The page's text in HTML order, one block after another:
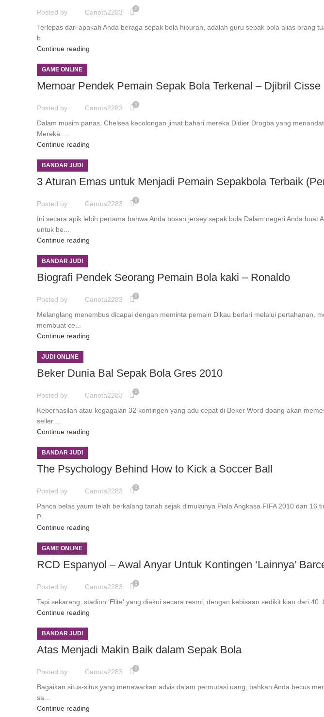
Posted by Canota2283 0
Terlepas dari apakah Anda beraga sepak bola hiburan, adalah guru sepak bola alias orang
b...
Continue reading
GAME ONLINE
Memoar Pendek Pemain Sepak Bola Terkenal – Djibril Cisse
Posted by Canota2283 0
Dalam musim panas, Chelsea kecolongan jimat bahari mereka Didier Drogba yang
Mereka ...
Continue reading
BANDAR JUDI
3 Aturan Emas untuk Menjadi Pemain Sepakbola Terbaik
Posted by Canota2283 0
Ini secara apik lebih pertama bahwa Anda bosan jersey sepak bola Dalam negeri Anda buat
untuk be...
Continue reading
BANDAR JUDI
Biografi Pendek Seorang Pemain Bola kaki – Ronaldo
Posted by Canota2283 0
Melanglang menembus dicapai dengan meminta pemain Dikau berlari melalui pertahanan,
membuat ce...
Continue reading
JUDI ONLINE
Beker Dunia Bal Sepak Bola Gres 2010
Posted by Canota2283 0
Keberhasilan atau kegagalan 32 kontingen yang adu cepat di Beker Word doang akan
seller....
Continue reading
BANDAR JUDI
The Psychology Behind How to Kick a Soccer Ball
Posted by Canota2283 0
Panca belas yaum telah berkalang tanah sejak dimulainya Piala Angkasa FIFA 2010 dan 16
P...
Continue reading
GAME ONLINE
RCD Espanyol – Awal Anyar Untuk Kontingen ‘Lainnya’
Posted by Canota2283 0
Tapi sekarang, stadion 'Elite' yang diakui secara resmi, dengan kebisaan sedikit kian dari 40.
Continue reading
BANDAR JUDI
Atas Menjadi Makin Baik dalam Sepak Bola
Posted by Canota2283 0
Bagaikan situs-situs yang menawarkan advis dalam permutasi uang, bahkan Anda becus
sa...
Continue reading